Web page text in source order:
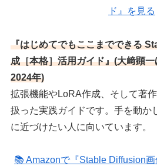
ド』を見る
『はじめてでもここまでできる
成［本格］活用ガイド』(大﨑顕
2024年)
拡張機能やLoRA作成、そして著
扱った実践ガイドです。手を動か
に近づけたい人に向いています。
📚 Amazonで『Stable Diffusion